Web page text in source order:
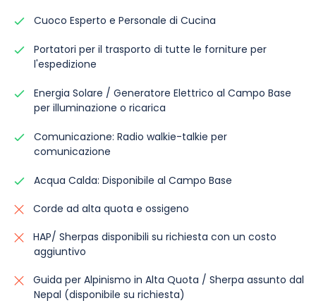
Cuoco Esperto e Personale di Cucina
Portatori per il trasporto di tutte le forniture per
l'espedizione
Energia Solare / Generatore Elettrico al Campo Base
per illuminazione o ricarica
Comunicazione: Radio walkie-talkie per
comunicazione
Acqua Calda: Disponibile al Campo Base
Corde ad alta quota e ossigeno
HAP/ Sherpas disponibili su richiesta con un costo
aggiuntivo
Guida per Alpinismo in Alta Quota / Sherpa assunto dal
Nepal (disponibile su richiesta)